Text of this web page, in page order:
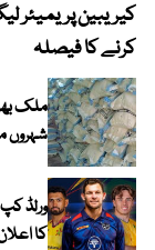
کرنے کا فیصلہ
ملک
شہروں میں 20 کلو تھیلا
کا